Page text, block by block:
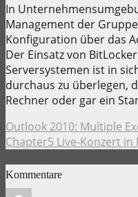
In
Management der
Konfiguration über das
Der Einsatz von
Serversystemen ist in
durchaus zu überlegen,
Rechner oder gar ein
Outlook 2010: Multiple
Chapter5 Live-Konzert
Kommentare